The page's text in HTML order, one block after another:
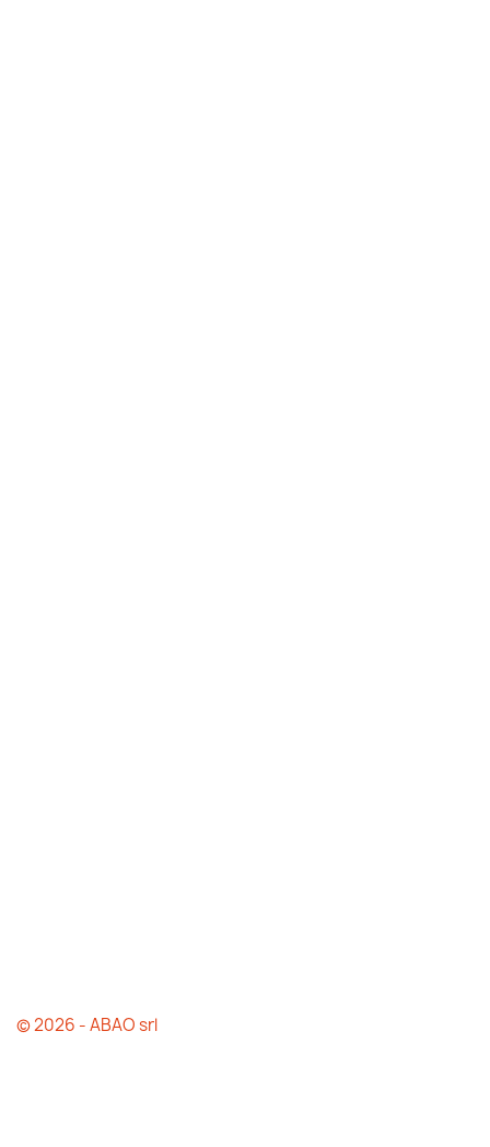
© 2026 - ABAO srl